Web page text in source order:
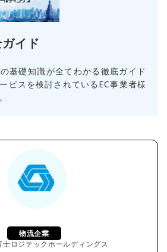
イド
基礎知識が全てわかる徹底ガイド
ビスを検討されているEC事業者様
物流企業
士ロジテックホールディングス